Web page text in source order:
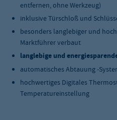
entfernen, ohne Werkzeug)
inklusive Türschloß und
besonders langlebiger und
Marktführer verbaut
langlebige und
automatischesAbtauung-
hochwertiges Digitales
Temperatureinstellung